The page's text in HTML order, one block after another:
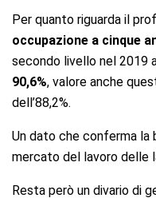
Per quanto riguarda il
occupazione a cinque
secondo livello nel 2019
90,6%, valore anche
dell’88,2%.
Un dato che conferma la
mercato del lavoro delle
Resta però un divario di